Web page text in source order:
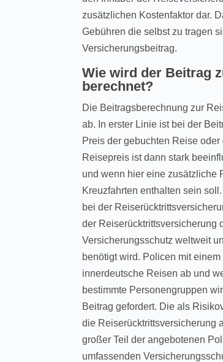
zusätzlichen Kostenfaktor dar.
Gebühren die selbst zu tragen
Versicherungsbeitrag.
Wie wird der Beitrag
berechnet?
Die Beitragsberechnung zur
ab. In erster Linie ist bei der
Preis der gebuchten Reise
Reisepreis ist dann stark
und wenn hier eine zusätzliche
Kreuzfahrten enthalten sein
bei der
der Reiserücktrittsversicherung
Versicherungsschutz weltweit
benötigt wird. Policen mit
innerdeutsche Reisen ab und
bestimmte Personengruppen
Beitrag gefordert. Die als
die Reiserücktrittsversicherung
großer Teil der angebotenen
umfassenden